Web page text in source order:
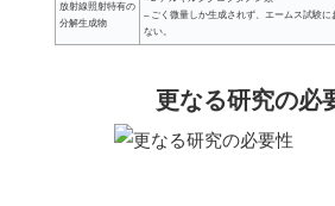
放射線照射特有の
分解生成物
– ごく微量しか生成されず、エームス試験
ない。
更なる研究の必